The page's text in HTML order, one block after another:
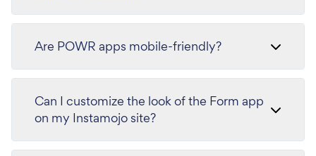
Are POWR apps mobile-friendly?
Can I customize the look of the Form app
on my Instamojo site?